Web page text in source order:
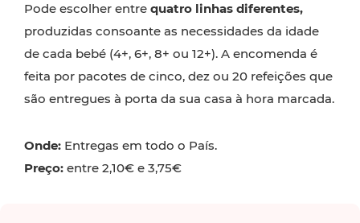
Pode escolher entre quatro linhas diferentes,
produzidas consoante as necessidades da idade
de cada bebé (4+, 6+, 8+ ou 12+). A encomenda é
feita por pacotes de cinco, dez ou 20 refeições que
são entregues à porta da sua casa à hora marcada.
Onde: Entregas em todo o País.
Preço: entre 2,10€ e 3,75€